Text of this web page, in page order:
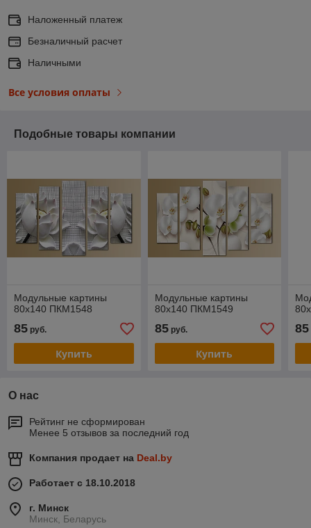
Наложенный платеж
Безналичный расчет
Наличными
Все условия оплаты
Подобные товары компании
Модульные картины
80x140 ПКМ1548
85 руб.
Купить
Модульные картины
80x140 ПКМ1549
85руб.
Купить
85
О нас
Рейтинг не сформирован
Менее 5 отзывов за последний год
Компания продает на Deal.by
Работает с 18.10.2018
г. Минск
Минск, Беларусь